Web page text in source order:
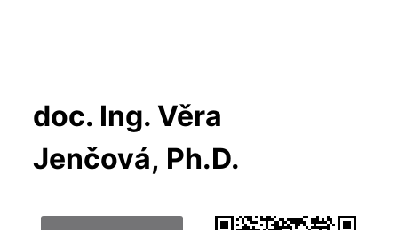
doc. Ing. Věra
Jenčová, Ph.D.